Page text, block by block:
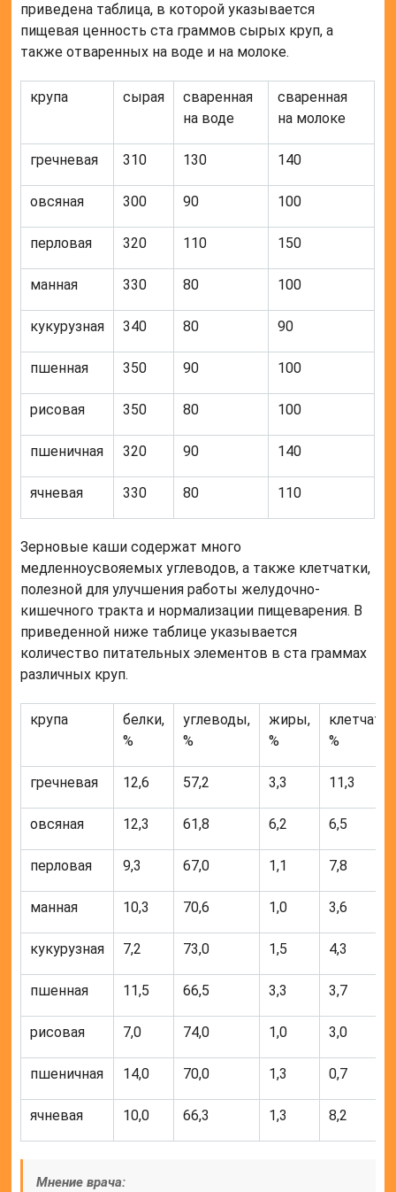
приведена таблица, в которой указывается
пищевая ценность ста граммов сырых круп, а
также отваренных на воде и на молоке.
крупа сырая
сваренная
на воде
сваренная
на молоке
гречневая 310 130 140
овсяная 300 90 100
перловая 320 110 150
манная 330 80 100
кукурузная 340 80 90
пшенная 350 90 100
рисовая 350 80 100
пшеничная 320 90 140
ячневая 330 80 110
Зерновые каши содержат много
медленноусвояемых углеводов, а также клетчатки,
полезной для улучшения работы желудочно-
кишечного тракта и нормализации пищеварения. В
приведенной ниже таблице указывается
количество питательных элементов в ста граммах
различных круп.
крупа
белки,
%
углеводы,
%
жиры,
%
%
гречневая 12,6 57,2 3,3 11,3
овсяная 12,3 61,8 6,2 6,5
перловая 9,3 67,0 1,1 7,8
манная 10,3 70,6 1,0 3,6
кукурузная 7,2 73,0 1,5 4,3
пшенная 11,5 66,5 3,3 3,7
рисовая 7,0 74,0 1,0 3,0
пшеничная 14,0 70,0 1,3 0,7
ячневая 10,0 66,3 1,3 8,2
Мнение врача: